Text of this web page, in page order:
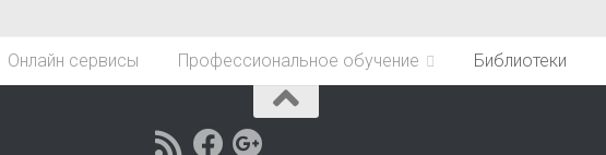
Онлайн сервисы Профессиональное обучение Библиотеки